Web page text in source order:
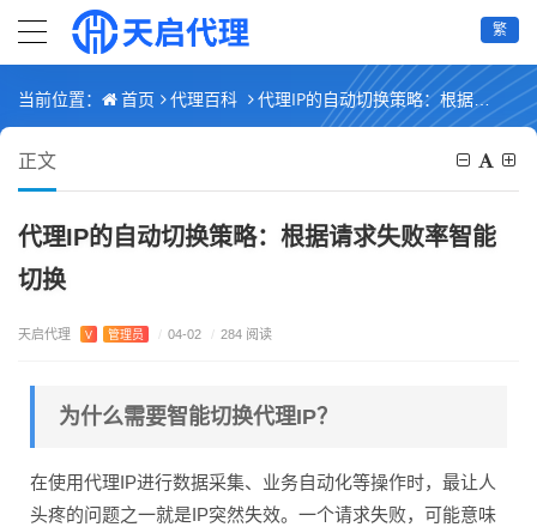
繁
当前位置： 首页 代理百科 代理IP的自动切换策略：根据请求失败率智能切换
正文
代理IP的自动切换策略：根据请求失败率智能
切换
天启代理 V 管理员 / 04-02 / 284 阅读
为什么需要智能切换代理IP？
在使用代理IP进行数据采集、业务自动化等操作时，最让人
头疼的问题之一就是IP突然失效。一个请求失败，可能意味